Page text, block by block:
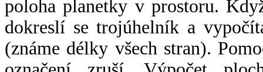
poloha planetky v prostoru.
dokreslí se trojúhelník a
(známe délky všech stran).